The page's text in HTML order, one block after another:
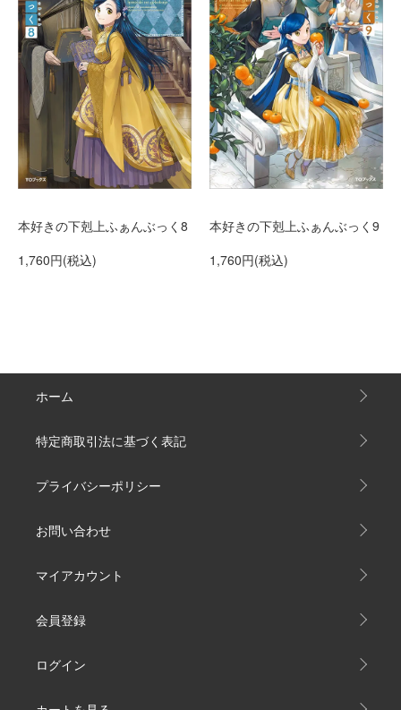
本好きの下剋上ふぁんぶっく8
1,760円(税込)
本好きの下剋上ふぁんぶっく9
1,760円(税込)
ホーム
特定商取引法に基づく表記
プライバシーポリシー
お問い合わせ
マイアカウント
会員登録
ログイン